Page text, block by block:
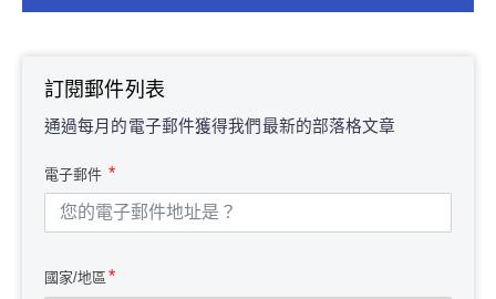
訂閱郵件列表
通過每月的電子郵件獲得我們最新的部落格文章
電子郵件
國家/地區